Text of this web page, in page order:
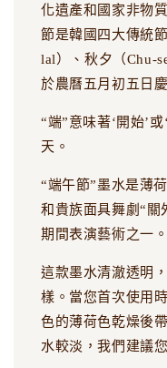
化遺產和國家非物
節是韓國四大傳統
lal）、秋夕（Chu-
於農曆五月初五日慶
“端”意味著‘開始’
天。
“端午節”墨水是薄
和貴族面具舞劇“關
期間表演藝術之一。
這款墨水清澈透明
樣。當您首次使用
色的薄荷色乾燥後
水較淡，我們建議